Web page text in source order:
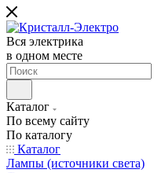
Вся электрика
в одном месте
Каталог
По всему сайту
По каталогу
Каталог
Лампы (источники света)